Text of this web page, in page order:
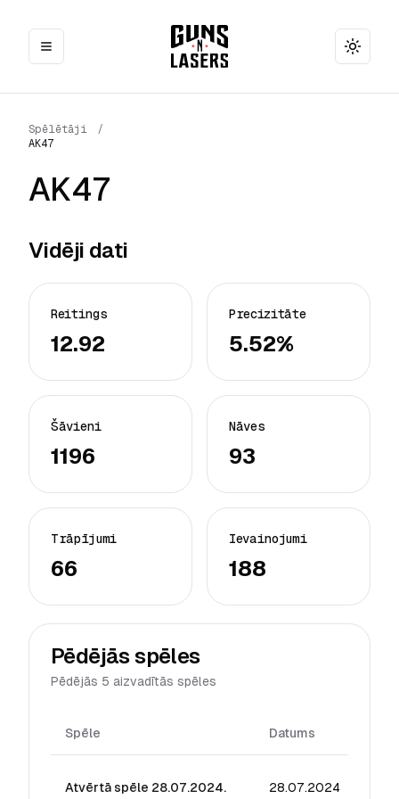
Toggle
Spēlētāji
/
AK47
AK47
Vidēji dati
Reitings
12.92
Precizitāte
5.52%
Šāvieni
1196
Nāves
93
Trāpījumi
66
Ievainojumi
188
Pēdējās spēles
Pēdējās 5 aizvadītās spēles
Spēle Datums
Atvērtā spēle 28.07.2024. 28.07.2024